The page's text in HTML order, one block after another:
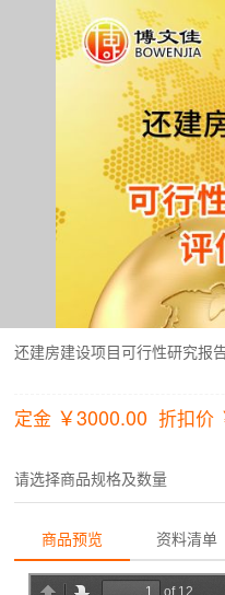
还建房建设项目可行性研究报
定金 ￥3000.00 折扣价
请选择商品规格及数量
商品预览 资料清单